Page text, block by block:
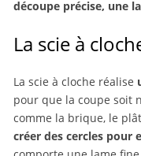
découpe précise, une
La scie à
La scie à cloche réalise
pour que la coupe soit
comme la brique, le
créer des cercles pour